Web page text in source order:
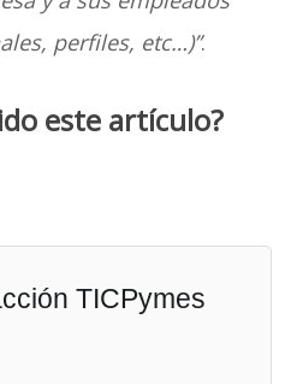
perfiles, etc…)”.
este artículo?
TICPymes